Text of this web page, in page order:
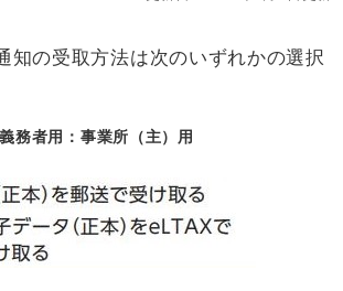
知の受取方法は次のいずれかの選択
者用：事業所（主）用